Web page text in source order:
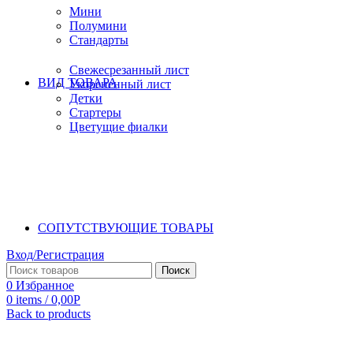
Мини
Полумини
Стандарты
ВИД ТОВАРА
Свежесрезанный лист
Укорененный лист
Детки
Стартеры
Цветущие фиалки
СОПУТСТВУЮЩИЕ ТОВАРЫ
Вход/Регистрация
Поиск
0 Избранное
0 items / 0,00Р
Back to products